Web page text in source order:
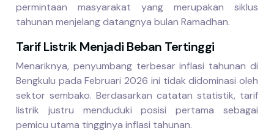
permintaan masyarakat yang merupakan siklus
tahunan menjelang datangnya bulan Ramadhan.
Tarif Listrik Menjadi Beban Tertinggi
Menariknya, penyumbang terbesar inflasi tahunan di
Bengkulu pada Februari 2026 ini tidak didominasi oleh
sektor sembako. Berdasarkan catatan statistik, tarif
listrik justru menduduki posisi pertama sebagai
pemicu utama tingginya inflasi tahunan.